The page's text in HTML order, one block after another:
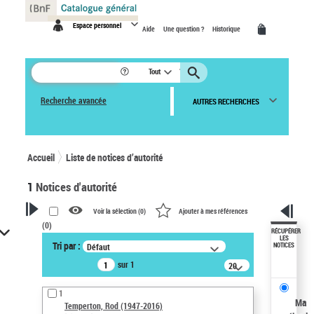
Espace personnel Aide Une question ? Historique
Tout
Recherche avancée AUTRES RECHERCHES
Accueil Liste de notices d’autorité
1 Notices d'autorité
VOTRE RECHERCHE
Recherche avancée dans les
notices d’autorité
Œuvres liées à l'auteur :
Temperton, Rod (1947-2016)
Voir la sélection (0) Ajouter à mes références
(0)
Tri par :
Défaut
sur 1
20
résultats/page
1
Temperton, Rod (1947-2016)
RÉCUPÉRER
LES
NOTICES
Ma
Panneau de gestion des cookies